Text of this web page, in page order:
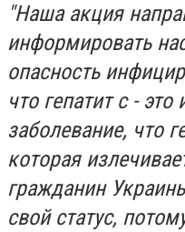
"Наша акция
информировать
опасность
что гепатит с -
заболевание, что
которая
гражданин
свой статус,